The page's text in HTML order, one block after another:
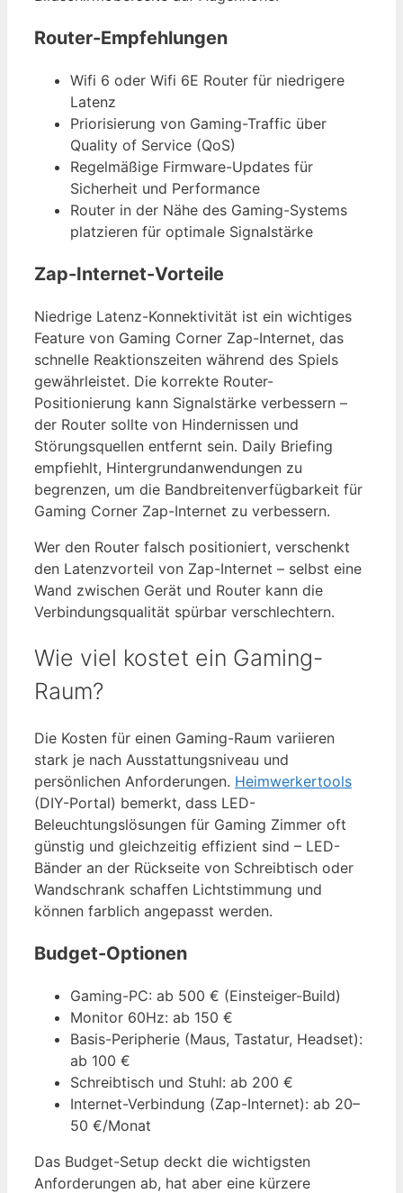
Router-Empfehlungen
Wifi 6 oder Wifi 6E Router für niedrigere
Latenz
Priorisierung von Gaming-Traffic über
Quality of Service (QoS)
Regelmäßige Firmware-Updates für
Sicherheit und Performance
Router in der Nähe des Gaming-Systems
platzieren für optimale Signalstärke
Zap-Internet-Vorteile
Niedrige Latenz-Konnektivität ist ein wichtiges
Feature von Gaming Corner Zap-Internet, das
schnelle Reaktionszeiten während des Spiels
gewährleistet. Die korrekte Router-
Positionierung kann Signalstärke verbessern –
der Router sollte von Hindernissen und
Störungsquellen entfernt sein. Daily Briefing
empfiehlt, Hintergrundanwendungen zu
begrenzen, um die Bandbreitenverfügbarkeit für
Gaming Corner Zap-Internet zu verbessern.
Wer den Router falsch positioniert, verschenkt
den Latenzvorteil von Zap-Internet – selbst eine
Wand zwischen Gerät und Router kann die
Verbindungsqualität spürbar verschlechtern.
Wie viel kostet ein Gaming-
Raum?
Die Kosten für einen Gaming-Raum variieren
stark je nach Ausstattungsniveau und
persönlichen Anforderungen. Heimwerkertools
(DIY-Portal) bemerkt, dass LED-
Beleuchtungslösungen für Gaming Zimmer oft
günstig und gleichzeitig effizient sind – LED-
Bänder an der Rückseite von Schreibtisch oder
Wandschrank schaffen Lichtstimmung und
können farblich angepasst werden.
Budget-Optionen
Gaming-PC: ab 500 € (Einsteiger-Build)
Monitor 60Hz: ab 150 €
Basis-Peripherie (Maus, Tastatur, Headset):
ab 100 €
Schreibtisch und Stuhl: ab 200 €
Internet-Verbindung (Zap-Internet): ab 20–
50 €/Monat
Das Budget-Setup deckt die wichtigsten
Anforderungen ab, hat aber eine kürzere